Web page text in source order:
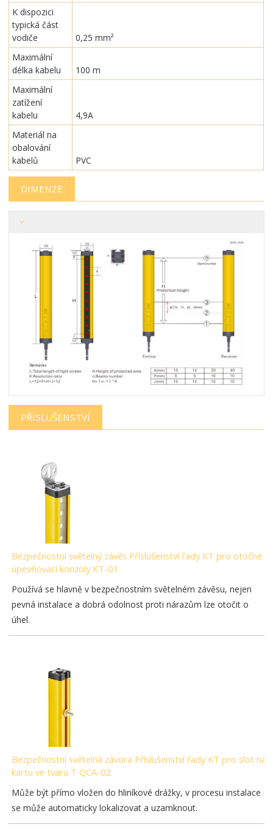
K dispozici
typická část
vodiče
0,25 mm²
Maximální
délka kabelu
100 m
Maximální
zatížení
kabelu
4,9A
Materiál na
obalování
kabelů
PVC
DIMENZE
PŘÍSLUŠENSTVÍ
Bezpečnostní světelný závěs Příslušenství řady KT pro otočné
upevňovací konzoly KT-01
Používá se hlavně v bezpečnostním světelném závěsu, nejen
pevná instalace a dobrá odolnost proti nárazům lze otočit o
úhel.
Bezpečnostní světelná závora Příslušenství řady KT pro slot na
kartu ve tvaru T QCA-02
Může být přímo vložen do hliníkové drážky, v procesu instalace
se může automaticky lokalizovat a uzamknout.